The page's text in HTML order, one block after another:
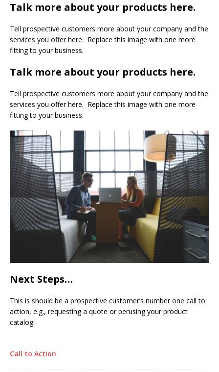
Talk more about your products here.
Tell prospective customers more about your company and the
services you offer here. Replace this image with one more
fitting to your business.
Talk more about your products here.
Tell prospective customers more about your company and the
services you offer here. Replace this image with one more
fitting to your business.
Next Steps…
This is should be a prospective customer’s number one call to
action, e.g., requesting a quote or perusing your product
catalog.
Call to Action